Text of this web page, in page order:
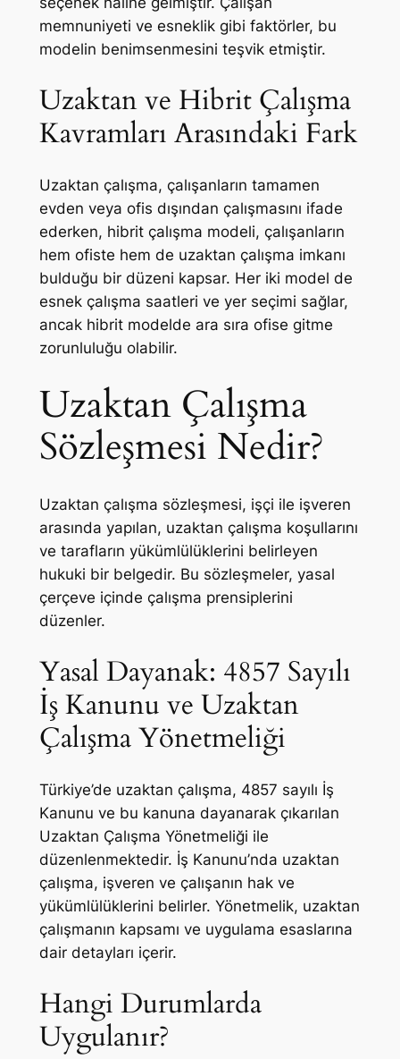
memnuniyeti ve esneklik gibi faktörler, bu
modelin benimsenmesini teşvik etmiştir.
Uzaktan ve Hibrit Çalışma
Kavramları Arasındaki Fark
Uzaktan çalışma, çalışanların tamamen
evden veya ofis dışından çalışmasını ifade
ederken, hibrit çalışma modeli, çalışanların
hem ofiste hem de uzaktan çalışma imkanı
bulduğu bir düzeni kapsar. Her iki model de
esnek çalışma saatleri ve yer seçimi sağlar,
ancak hibrit modelde ara sıra ofise gitme
zorunluluğu olabilir.
Uzaktan Çalışma
Sözleşmesi Nedir?
Uzaktan çalışma sözleşmesi, işçi ile işveren
arasında yapılan, uzaktan çalışma koşullarını
ve tarafların yükümlülüklerini belirleyen
hukuki bir belgedir. Bu sözleşmeler, yasal
çerçeve içinde çalışma prensiplerini
düzenler.
Yasal Dayanak: 4857 Sayılı
İş Kanunu ve Uzaktan
Çalışma Yönetmeliği
Türkiye’de uzaktan çalışma, 4857 sayılı İş
Kanunu ve bu kanuna dayanarak çıkarılan
Uzaktan Çalışma Yönetmeliği ile
düzenlenmektedir. İş Kanunu’nda uzaktan
çalışma, işveren ve çalışanın hak ve
yükümlülüklerini belirler. Yönetmelik, uzaktan
çalışmanın kapsamı ve uygulama esaslarına
dair detayları içerir.
Hangi Durumlarda
Uygulanır?